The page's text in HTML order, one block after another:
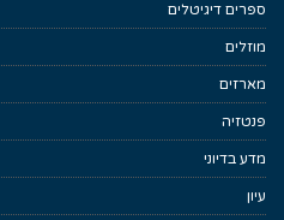
ספרים דיגיטלים
מוזלים
מארזים
פנטזיה
מדע בדיוני
עיון